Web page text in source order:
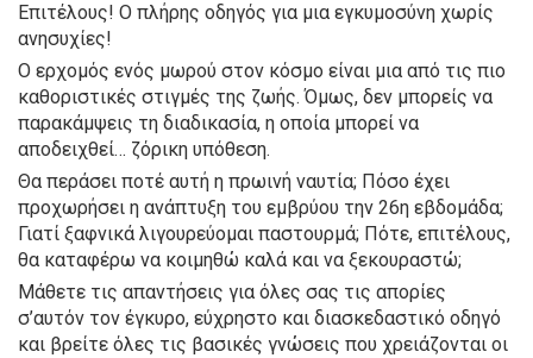
Επιτέλους! Ο πλήρης οδηγός για μια εγκυμοσύνη χωρίς
ανησυχίες!
Ο ερχομός ενός μωρού στον κόσμο είναι μια από τις πιο
καθοριστικές στιγμές της ζωής. Όμως, δεν μπορείς να
παρακάμψεις τη διαδικασία, η οποία μπορεί να
αποδειχθεί… ζόρικη υπόθεση.
Θα περάσει ποτέ αυτή η πρωινή ναυτία; Πόσο έχει
προχωρήσει η ανάπτυξη του εμβρύου την 26η εβδομάδα;
Γιατί ξαφνικά λιγουρεύομαι παστουρμά; Πότε, επιτέλους,
θα καταφέρω να κοιμηθώ καλά και να ξεκουραστώ;
Μάθετε τις απαντήσεις για όλες σας τις απορίες
σ’αυτόν τον έγκυρο, εύχρηστο και διασκεδαστικό οδηγό
και βρείτε όλες τις βασικές γνώσεις που χρειάζονται οι